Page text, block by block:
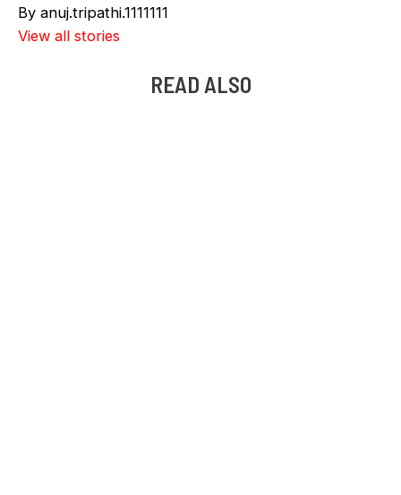
By anuj.tripathi.1111111
View all stories
READ ALSO